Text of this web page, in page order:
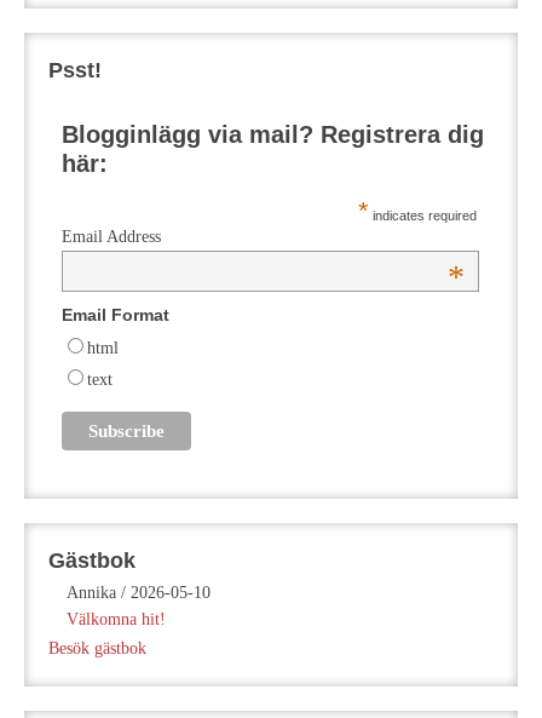
Psst!
Blogginlägg via mail? Registrera dig
här:
* indicates required
Email Address
*
Email Format
html
text
Gästbok
Annika / 2026-05-10
Välkomna hit!
Besök gästbok